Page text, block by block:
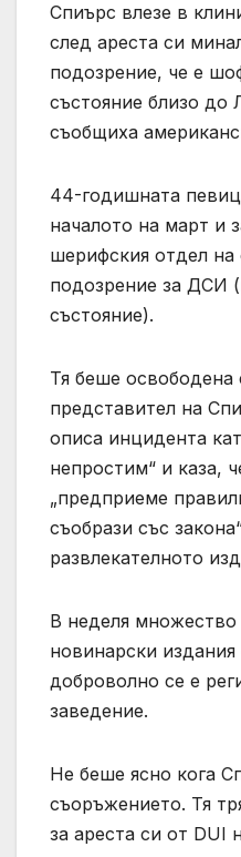
Спиърс влезе в
след ареста си
подозрение, че е
състояние близо до
съобщиха
44-годишната
началото на март и
шерифския отдел на
подозрение за ДСИ
състояние).
Тя беше освободена
представител на
описа инцидента
непростим“ и каза,
„предприеме
съобрази със
развлекателното
В неделя
новинарски
доброволно се е
заведение.
Не беше ясно кога
съоръжението. Тя
за ареста си от DUI